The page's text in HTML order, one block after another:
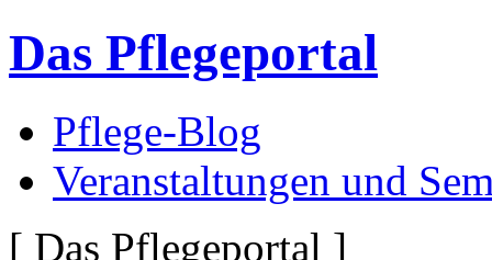
Das Pflegeportal
Pflege-Blog
Veranstaltungen und
[ Das Pflegeportal ]